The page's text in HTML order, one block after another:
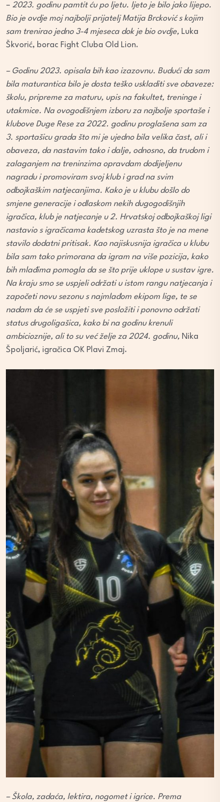
– 2023. godinu pamtit ću po ljetu. ljeto je bilo jako lijepo.
Bio je ovdje moj najbolji prijatelj Matija Brcković s kojim
sam trenirao jedno 3-4 mjeseca dok je bio ovdje, Luka
Škvorić, borac Fight Cluba Old Lion.
– Godinu 2023. opisala bih kao izazovnu. Budući da sam
bila maturantica bilo je dosta teško uskladiti sve obaveze:
školu, pripreme za maturu, upis na fakultet, treninge i
utakmice. Na ovogodišnjem izboru za najbolje sportaše i
klubove Duge Rese za 2022. godinu proglašena sam za
3. sportašicu grada što mi je ujedno bila velika čast, ali i
obaveza, da nastavim tako i dalje, odnosno, da trudom i
zalaganjem na treninzima opravdam dodijeljenu
nagradu i promoviram svoj klub i grad na svim
odbojkaškim natjecanjima. Kako je u klubu došlo do
smjene generacije i odlaskom nekih dugogodišnjih
igračica, klub je natjecanje u 2. Hrvatskoj odbojkaškoj ligi
nastavio s igračicama kadetskog uzrasta što je na mene
stavilo dodatni pritisak. Kao najiskusnija igračica u klubu
bila sam tako primorana da igram na više pozicija, kako
bih mlađima pomogla da se što prije uklope u sustav igre.
Na kraju smo se uspjeli održati u istom rangu natjecanja i
započeti novu sezonu s najmlađom ekipom lige, te se
nadam da će se uspjeti sve posložiti i ponovno održati
status drugoligašica, kako bi na godinu krenuli
ambicioznije, ali to su već želje za 2024. godinu, Nika
Špoljarić, igračica OK Plavi Zmaj.
– Škola, zadaća, lektira, nogomet i igrice. Prema